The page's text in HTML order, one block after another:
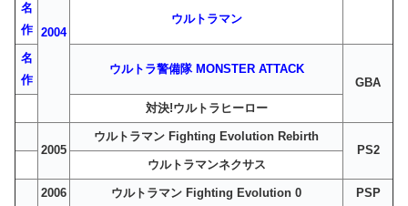
2004
名
作
ウルトラマン
名
作
ウルトラ警備隊 MONSTER ATTACK
GBA
対決!ウルトラヒーロー
2005
ウルトラマン Fighting Evolution Rebirth
PS2
ウルトラマンネクサス
2006 ウルトラマン Fighting Evolution 0 PSP